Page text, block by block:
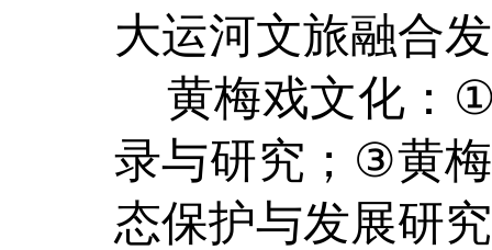
大运河文旅融合
黄梅戏文化 ：
录与研究； ③黄
态保护与发展研